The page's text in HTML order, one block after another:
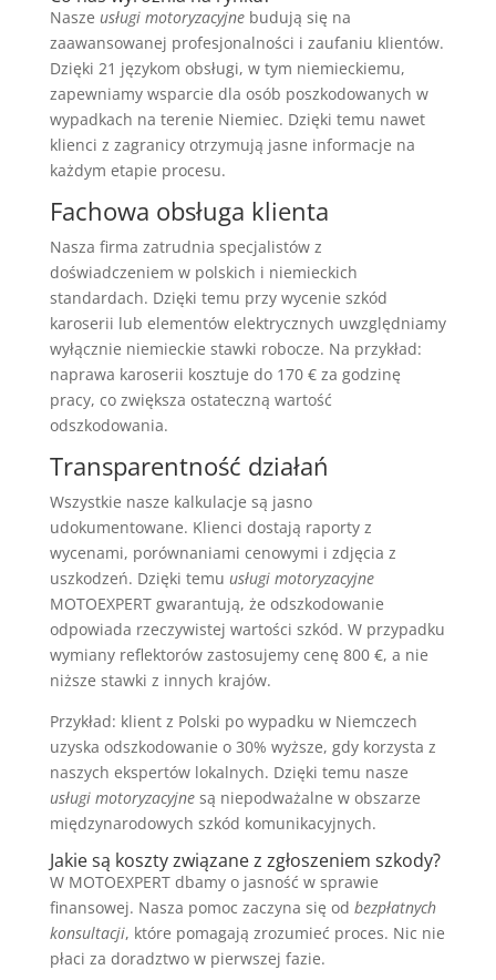
Nasze usługi motoryzacyjnebudują się na
zaawansowanej profesjonalności i zaufaniu klientów.
Dzięki 21 językom obsługi, w tym niemieckiemu,
zapewniamy wsparcie dla osób poszkodowanych w
wypadkach na terenie Niemiec. Dzięki temu nawet
klienci z zagranicy otrzymują jasne informacje na
każdym etapie procesu.
Fachowa obsługa klienta
Nasza firma zatrudnia specjalistów z
doświadczeniem w polskich i niemieckich
standardach. Dzięki temu przy wycenie szkód
karoserii lub elementów elektrycznych uwzględniamy
wyłącznie niemieckie stawki robocze. Na przykład:
naprawa karoserii kosztuje do 170 € za godzinę
pracy, co zwiększa ostateczną wartość
odszkodowania.
Transparentność działań
Wszystkie nasze kalkulacje są jasno
udokumentowane. Klienci dostają raporty z
wycenami, porównaniami cenowymi i zdjęcia z
uszkodzeń. Dzięki temu usługi motoryzacyjne
MOTOEXPERT gwarantują, że odszkodowanie
odpowiada rzeczywistej wartości szkód. W przypadku
wymiany reflektorów zastosujemy cenę 800 €, a nie
niższe stawki z innych krajów.
Przykład: klient z Polski po wypadku w Niemczech
uzyska odszkodowanie o 30% wyższe, gdy korzysta z
naszych ekspertów lokalnych. Dzięki temu nasze
usługi motoryzacyjnesą niepodważalne w obszarze
międzynarodowych szkód komunikacyjnych.
Jakie są koszty związane z zgłoszeniem szkody?
W MOTOEXPERT dbamy o jasność w sprawie
finansowej. Nasza pomoc zaczyna się od bezpłatnych
konsultacji, które pomagają zrozumieć proces. Nic nie
płaci za doradztwo w pierwszej fazie.